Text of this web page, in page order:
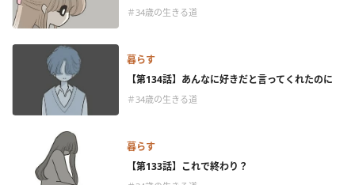
＃34歳の生きる道
暮らす
【第134話】あんなに好きだと言ってくれたのに
＃34歳の生きる道
暮らす
【第133話】これで終わり？